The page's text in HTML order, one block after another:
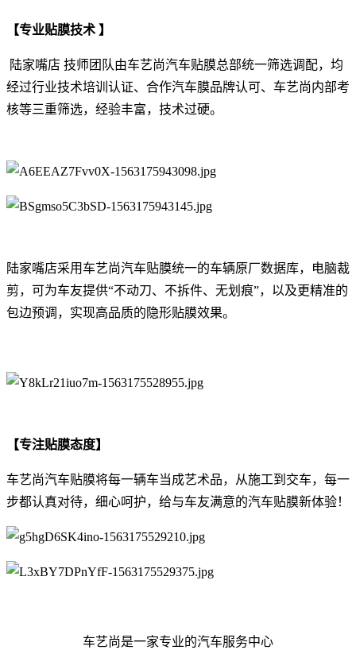
【专业贴膜技术 】
陆家嘴店 技师团队由车艺尚汽车贴膜总部统一筛选调配，均
经过行业技术培训认证、合作汽车膜品牌认可、车艺尚内部考
核等三重筛选，经验丰富，技术过硬。
陆家嘴店采用车艺尚汽车贴膜统一的车辆原厂数据库，电脑裁
剪，可为车友提供“不动刀、不拆件、无划痕”，以及更精准的
包边预调，实现高品质的隐形贴膜效果。
【专注贴膜态度】
车艺尚汽车贴膜将每一辆车当成艺术品，从施工到交车，每一
步都认真对待，细心呵护，给与车友满意的汽车贴膜新体验！
车艺尚是一家专业的汽车服务中心